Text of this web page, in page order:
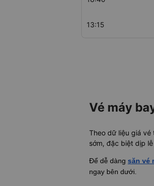
13:15
Vé máy
Theo dữ liệu giá vé
sớm, đặc biệt dịp
Để dễ dàng săn vé
ngay bên dưới.